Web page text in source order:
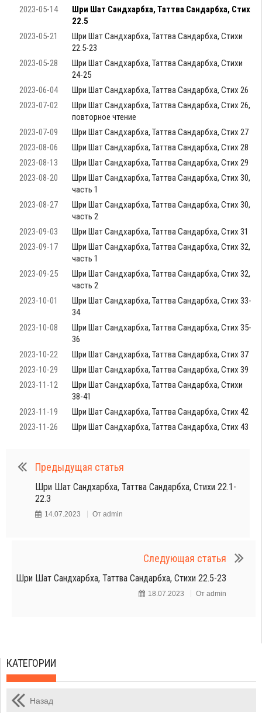
2023-05-14
Шри Шат Сандхарбха, Таттва Сандарбха, Стих
22.5
2023-05-21
Шри Шат Сандхарбха, Таттва Сандарбха, Стихи
22.5-23
2023-05-28
Шри Шат Сандхарбха, Таттва Сандарбха, Стихи
24-25
2023-06-04
Шри Шат Сандхарбха, Таттва Сандарбха, Стих 26
2023-07-02
Шри Шат Сандхарбха, Таттва Сандарбха, Стих 26,
повторное чтение
2023-07-09
Шри Шат Сандхарбха, Таттва Сандарбха, Стих 27
2023-08-06
Шри Шат Сандхарбха, Таттва Сандарбха, Стих 28
2023-08-13
Шри Шат Сандхарбха, Таттва Сандарбха, Стих 29
2023-08-20
Шри Шат Сандхарбха, Таттва Сандарбха, Стих 30,
часть 1
2023-08-27
Шри Шат Сандхарбха, Таттва Сандарбха, Стих 30,
часть 2
2023-09-03
Шри Шат Сандхарбха, Таттва Сандарбха, Стих 31
2023-09-17
Шри Шат Сандхарбха, Таттва Сандарбха, Стих 32,
часть 1
2023-09-25
Шри Шат Сандхарбха, Таттва Сандарбха, Стих 32,
часть 2
2023-10-01
Шри Шат Сандхарбха, Таттва Сандарбха, Стих 33-
34
2023-10-08
Шри Шат Сандхарбха, Таттва Сандарбха, Стих 35-
36
2023-10-22
Шри Шат Сандхарбха, Таттва Сандарбха, Стих 37
2023-10-29
Шри Шат Сандхарбха, Таттва Сандарбха, Стих 39
2023-11-12
Шри Шат Сандхарбха, Таттва Сандарбха, Стихи
38-41
2023-11-19
Шри Шат Сандхарбха, Таттва Сандарбха, Стих 42
2023-11-26
Шри Шат Сандхарбха, Таттва Сандарбха, Стих 43
Предыдущая статья
Шри Шат Сандхарбха, Таттва Сандарбха, Стихи 22.1-
22.3
14.07.2023 От admin
Следующая статья
Шри Шат Сандхарбха, Таттва Сандарбха, Стихи 22.5-23
18.07.2023 От admin
КАТЕГОРИИ
Назад